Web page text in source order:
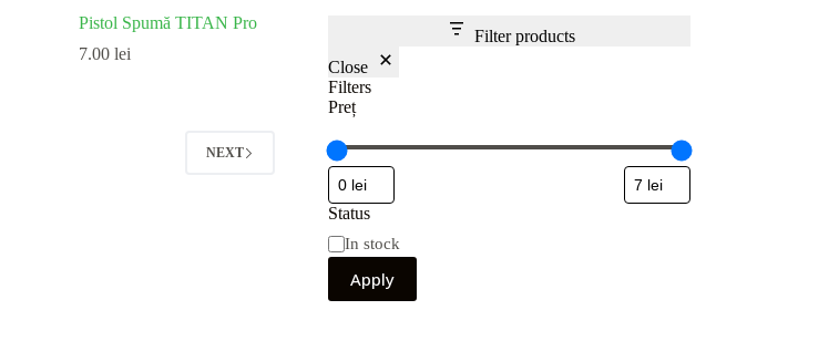
Pistol Spumă TITAN Pro
7.00lei
NEXT
Filter products
Close
Filters
Preț
Status
In stock
Apply